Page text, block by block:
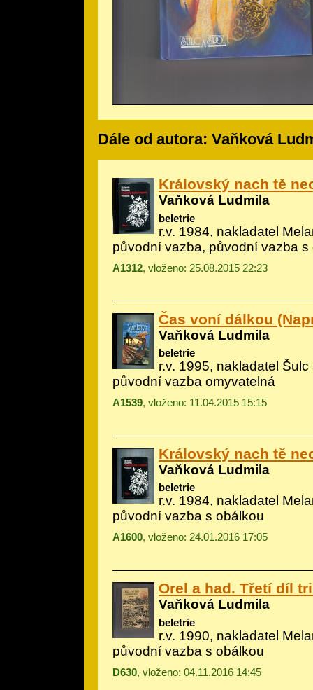
Dále od autora: Vaňková
Královský nach tě
Vaňková Ludmila
beletrie
r.v. 1984, nakladatel
původní vazba, původní vazba s
A1312, vloženo: 25.08.2015 22:23
Čas voní dálkou
Vaňková Ludmila
beletrie
r.v. 1995, nakladatel Šulc
původní vazba omyvatelná
A1539, vloženo: 11.04.2015 15:15
Královský nach tě
Vaňková Ludmila
beletrie
r.v. 1984, nakladatel
původní vazba s obálkou
A1600, vloženo: 24.01.2016 17:05
Orel a had. Třetí díl
Vaňková Ludmila
beletrie
r.v. 1990, nakladatel
původní vazba s obálkou
D630, vloženo: 04.11.2016 14:45